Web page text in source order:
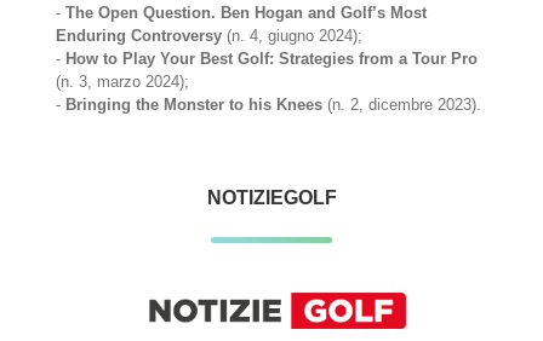
-The Open Question. Ben Hogan and Golf’s Most
Enduring Controversy (n. 4, giugno 2024);
- How to Play Your Best Golf: Strategies from a Tour Pro
(n. 3, marzo 2024);
- Bringing the Monster to his Knees (n. 2, dicembre 2023).
NOTIZIEGOLF